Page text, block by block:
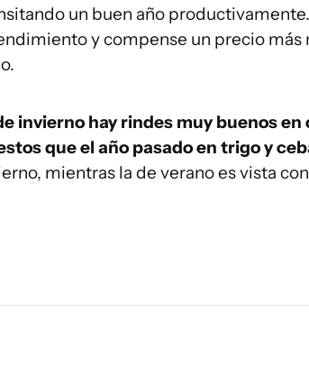
un buen año
y compense un precio más
invierno hay rindes muy buenos en
que el año pasado en trigo y
mientras la de verano es vista